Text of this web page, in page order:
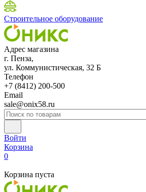
Строительное оборудование
Адрес магазина
г. Пенза,
ул. Коммунистическая, 32 Б
Телефон
+7 (8412) 200-500
Email
sale@onix58.ru
Войти
Корзина
0
Корзина пуста